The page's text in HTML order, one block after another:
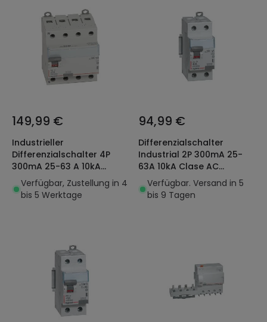
149,99 €
Industrieller
Differenzialschalter 4P
300mA 25-63 A 10kA
Klasse AC LEGRAND DX³
411664
Verfügbar, Zustellung in 4
bis 5 Werktage
94,99 €
Differenzialschalter
Industrial 2P 300mA 25-
63A 10kA Clase AC
LEGRAND DX³ 411524
Verfügbar. Versand in 5
bis 9 Tagen